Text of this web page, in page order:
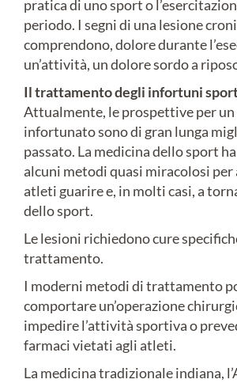
pratica di uno sport o
periodo. I segni di una lesione
comprendono, dolore durante
un’attività, un dolore sordo a
Il trattamento degli infortuni
Attualmente, le prospettive per
infortunato sono di gran lunga
passato. La medicina dello sport
alcuni metodi quasi miracolosi per
atleti guarire e, in molti casi, a
dello sport.
Le lesioni richiedono cure
trattamento.
I moderni metodi di trattamento
comportare un’operazione
impedire l’attività sportiva o
farmaci vietati agli atleti.
La medicina tradizionale indiana,